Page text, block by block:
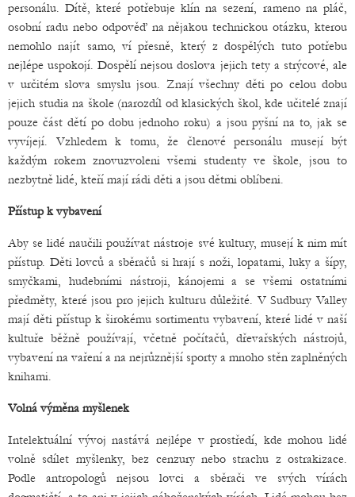
personálu. Dítě, které potřebuje klín na sezení, rameno na pláč,
osobní radu nebo odpověď na nějakou technickou otázku, kterou
nemohlo najít samo, ví přesně, který z dospělých tuto potřebu
nejlépe uspokojí. Dospělí nejsou doslova jejich tety a strýcové, ale
v určitém slova smyslu jsou. Znají všechny děti po celou dobu
jejich studia na škole (narozdíl od klasických škol, kde učitelé znají
pouze část dětí po dobu jednoho roku) a jsou pyšní na to, jak se
vyvíjejí. Vzhledem k tomu, že členové personálu musejí být
každým rokem znovuzvoleni všemi studenty ve škole, jsou to
nezbytně lidé, kteří mají rádi děti a jsou dětmi oblíbeni.
Přístup k vybavení
Aby se lidé naučili používat nástroje své kultury, musejí k nim mít
přístup. Děti lovců a sběračů si hrají s noži, lopatami, luky a šípy,
smyčkami, hudebními nástroji, kánojemi a se všemi ostatními
předměty, které jsou pro jejich kulturu důležité. V Sudbury Valley
mají děti přístup k širokému sortimentu vybavení, které lidé v naší
kultuře běžně používají, včetně počítačů, dřevařských nástrojů,
vybavení na vaření a na nejrůznější sporty a mnoho stěn zaplněných
knihami.
Volná výměna myšlenek
Intelektuální vývoj nastává nejlépe v prostředí, kde mohou lidé
volně sdílet myšlenky, bez cenzury nebo strachu z ostrakizace.
Podle antropologů nejsou lovci a sběrači ve svých vírách